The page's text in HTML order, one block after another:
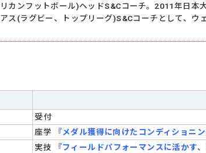
リカンフットボール)ヘッドS&Cコーチ。2011年日
アス(ラグビー、トップリーグ)S&Cコーチとして、
受付
座学
『メダル獲得に向けたコンディショ
実技
『フィールドパフォーマンスに活かす